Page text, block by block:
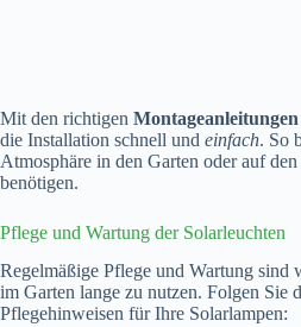
Mit den richtigen Montageanleitungen
die Installation schnell und einfach. So
Atmosphäre in den Garten oder auf
benötigen.
Pflege und Wartung der Solarleuchten
Regelmäßige Pflege und Wartung sind
im Garten lange zu nutzen. Folgen Sie
Pflegehinweisen für Ihre Solarlampen: